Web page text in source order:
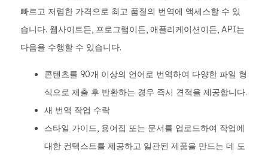
빠르고 저렴한 가격으로 최고 품질의 번역에 액세스할 수 있
습니다. 웹사이트든, 프로그램이든, 애플리케이션이든, API는
다음을 수행할 수 있습니다.
콘텐츠를 90개 이상의 언어로 번역하여 다양한 파일 형
식으로 제출 후 반환하는 경우 즉시 견적을 제공합니다.
새 번역 작업 수락
스타일 가이드, 용어집 또는 문서를 업로드하여 작업에
대한 컨텍스트를 제공하고 일관된 제품을 만드는 데 도